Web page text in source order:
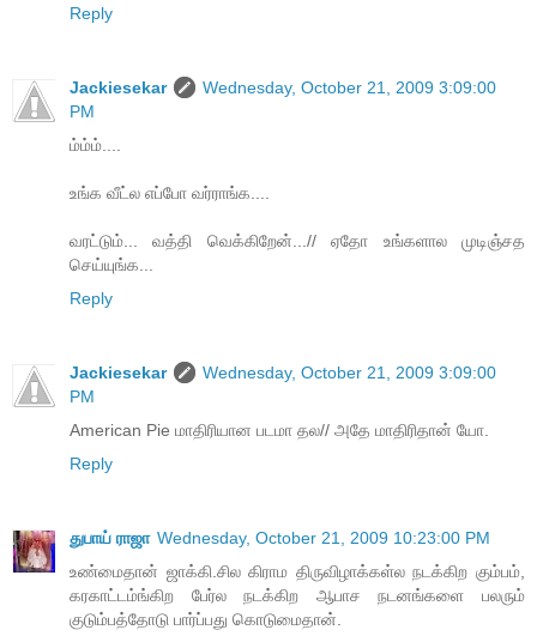
Reply
Jackiesekar
Wednesday, October 21, 2009 3:09:00
PM
ம்ம்ம்....
உங்க வீட்ல எப்போ வர்ராங்க....
வரட்டும்... வத்தி வெக்கிறேன்...// ஏதோ உங்களால முடிஞ்சத
செய்யுங்க...
Reply
Jackiesekar
Wednesday, October 21, 2009 3:09:00
PM
American Pie மாதிரியான படமா தல// அதே மாதிரிதான் யோ.
Reply
துபாய் ராஜா Wednesday, October 21, 2009 10:23:00 PM
உண்மைதான் ஜாக்கி.சில கிராம திருவிழாக்கள்ல நடக்கிற கும்பம்,
கரகாட்டம்ங்கிற பேர்ல நடக்கிற ஆபாச நடனங்களை பலரும்
குடும்பத்தோடு பார்ப்பது கொடுமைதான்.